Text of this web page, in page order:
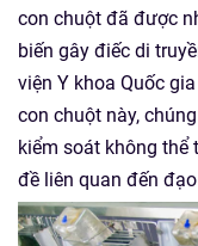
con chuột đã được
biến gây điếc di
viện Y khoa Quốc
con chuột này,
kiểm soát không
đề liên quan đến